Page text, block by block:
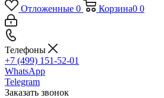
Отложенные 0 Корзина0 0
Телефоны
+7 (499) 151-52-01
WhatsApp
Telegram
Заказать звонок